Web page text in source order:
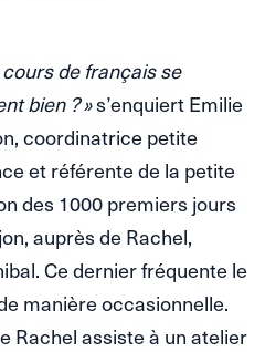
cours de français se
bien ? »s’enquiert Emilie
coordinatrice petite
et référente de la petite
des 1000 premiers jours
auprès de Rachel,
Ce dernier fréquente le
manière occasionnelle.
Rachel assiste à un atelier